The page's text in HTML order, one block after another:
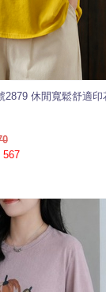
2879 休閒寬鬆舒適印
567